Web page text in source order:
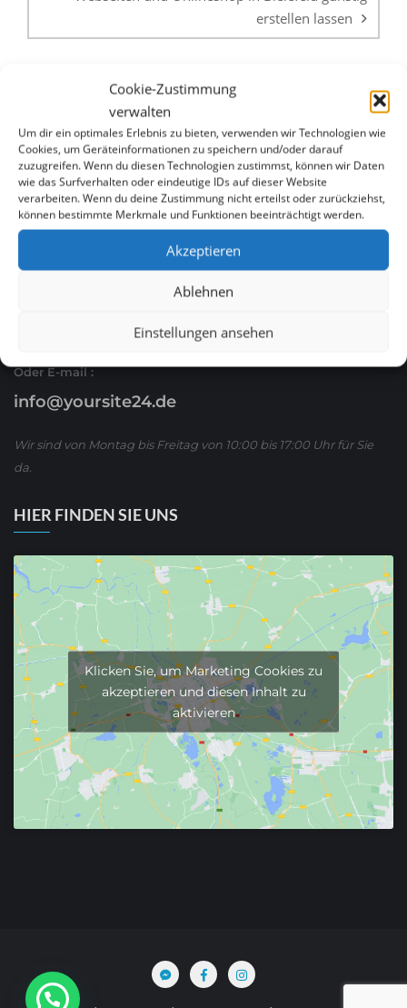
Cookie-Zustimmung
verwalten
Um dir ein optimales Erlebnis zu bieten, verwenden wir Technologien wie
Cookies, um Geräteinformationen zu speichern und/oder darauf
zuzugreifen. Wenn du diesen Technologien zustimmst, können wir Daten
wie das Surfverhalten oder eindeutige IDs auf dieser Website
verarbeiten. Wenn du deine Zustimmung nicht erteilst oder zurückziehst,
können bestimmte Merkmale und Funktionen beeinträchtigt werden.
Akzeptieren
Ablehnen
Einstellungen ansehen
erstellen lassen
WHATSAPP & E-MAIL
Ruf Sie uns an
oder schreiben Sie uns über WhatsApp:
01590/ 8 63 65 63
Oder E-mail :
info@yoursite24.de
Wir sind von Montag bis Freitag von 10:00 bis 17:00 Uhr für Sie
da.
HIER FINDEN SIE UNS
Klicken Sie, um Marketing Cookies zu
akzeptieren und diesen Inhalt zu
aktivieren